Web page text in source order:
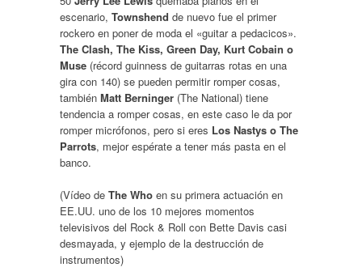
escenario, Townshend de nuevo fue el primer
rockero en poner de moda el «guitar a pedacicos».
The Clash, The Kiss, Green Day, Kurt Cobain o
Muse(récord guinness de guitarras rotas en una
gira con 140) se pueden permitir romper cosas,
también Matt Berninger(The National) tiene
tendencia a romper cosas, en este caso le da por
romper micrófonos, pero si eres Los Nastys o The
Parrots, mejor espérate a tener más pasta en el
banco.
(Vídeo de The Whoen su primera actuación en
EE.UU. uno de los 10 mejores momentos
televisivos del Rock & Roll con Bette Davis casi
desmayada, y ejemplo de la destrucción de
instrumentos)